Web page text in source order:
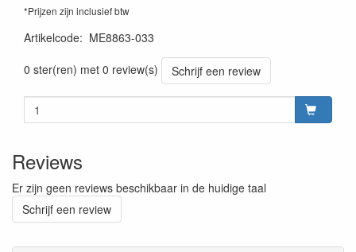
*Prijzen zijn inclusief btw
Artikelcode: ME8863-033
0 ster(ren) met 0 review(s)
Schrijf een review
Reviews
Er zijn geen reviews beschikbaar in de huidige taal
Schrijf een review